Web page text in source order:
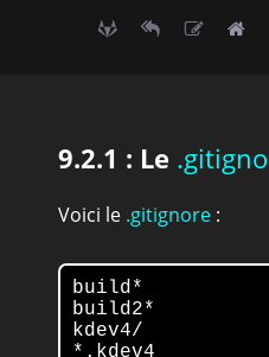
9.2.1 : Le
Voici le .gitignore :
build*
build2*
kdev4/
*.kdev4